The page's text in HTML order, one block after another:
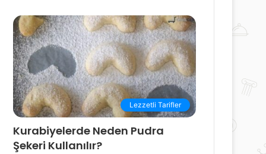
Lezzetli Tarifler
Kurabiyelerde Neden Pudra
Şekeri Kullanılır?